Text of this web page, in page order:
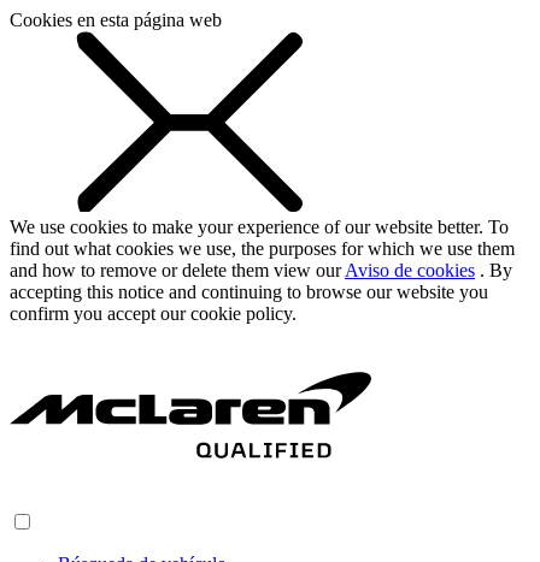
Cookies en esta página web
We use cookies to make your experience of our website better. To
find out what cookies we use, the purposes for which we use them
and how to remove or delete them view ourAviso de cookies . By
accepting this notice and continuing to browse our website you
confirm you accept our cookie policy.